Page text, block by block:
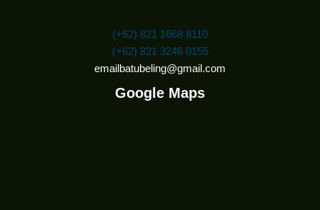
(+62) 821 1668 8110
(+62) 821 3246 0155
emailbatubeling@gmail.com
Google Maps